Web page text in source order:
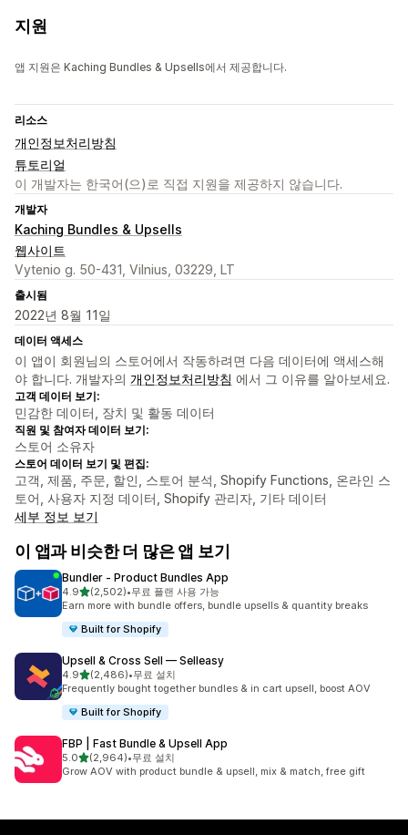
지원
앱 지원은 Kaching Bundles & Upsells에서 제공합니다.
리소스
개인정보처리방침
튜토리얼
이 개발자는 한국어(으)로 직접 지원을 제공하지 않습니다.
개발자
Kaching Bundles & Upsells
웹사이트
Vytenio g. 50-431, Vilnius, 03229, LT
출시됨
2022년 8월 11일
데이터 액세스
이 앱이 회원님의 스토어에서 작동하려면 다음 데이터에 액세스해
야 합니다. 개발자의 개인정보처리방침 에서 그 이유를 알아보세요.
고객 데이터 보기:
민감한 데이터, 장치 및 활동 데이터
직원 및 참여자 데이터 보기:
스토어 소유자
스토어 데이터 보기 및 편집:
고객, 제품, 주문, 할인, 스토어 분석, Shopify Functions, 온라인 스
토어, 사용자 지정 데이터, Shopify 관리자, 기타 데이터
세부 정보 보기
이 앱과 비슷한 더 많은 앱 보기
Bundler ‑ Product Bundles App
4.9별 5개 중
(2,502)
총 리뷰 2502개
•무료 플랜 사용 가능
Earn more with bundle offers, bundle upsells & quantity breaks
Built for Shopify
Upsell & Cross Sell — Selleasy
4.9별 5개 중
(2,486)
총 리뷰 2486개
•무료 설치
Frequently bought together bundles & in cart upsell, boost AOV
Built for Shopify
FBP | Fast Bundle & Upsell App
5.0별 5개 중
(2,964)
총 리뷰 2964개
•무료 설치
Grow AOV with product bundle & upsell, mix & match, free gift